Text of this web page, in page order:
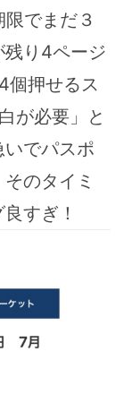
でまだ３
残り4ページ
個押せるス
が必要」と
でパスポ
のタイミ
すぎ！